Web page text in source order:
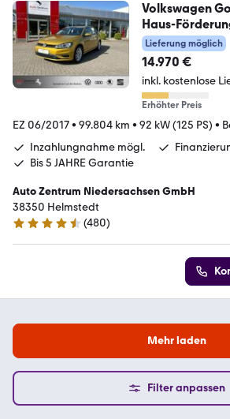
Volkswagen
Haus-
ACC
Lieferung möglich
14.970 €
inkl. kostenlose
Erhöhter Preis
EZ 06/2017• 99.804 km • 92 kW (125 PS) •
Inzahlungnahme mögl.
Bis 5 JAHRE Garantie
Auto Zentrum Niedersachsen GmbH
38350 Helmstedt
4.5 Sterne
(480)
Mehr laden
Filter anpassen